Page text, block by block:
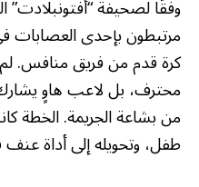
وفقًا لصحيفة “أفتونبلادت”
مرتبطون بإحدى العصابات
كرة قدم من فريق منافس.
محترف، بل لاعب هاوٍ يشارك
من بشاعة الجريمة. الخطة
طفل، وتحويله إلى أداة